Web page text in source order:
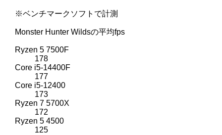
※ベンチマークソフトで計測
Monster Hunter Wildsの平均fps
Ryzen 5 7500F
178
Core i5-14400F
177
Core i5-12400
173
Ryzen 7 5700X
172
Ryzen 5 4500
125